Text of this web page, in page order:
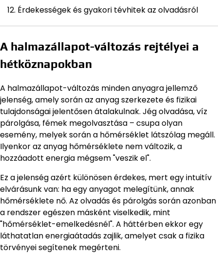
Érdekességek és gyakori tévhitek az olvadásról
A halmazállapot-változás rejtélyei a
hétköznapokban
A halmazállapot-változás minden anyagra jellemző
jelenség, amely során az anyag szerkezete és fizikai
tulajdonságai jelentősen átalakulnak. Jég olvadása, víz
párolgása, fémek megolvasztása – csupa olyan
esemény, melyek során a hőmérséklet látszólag megáll.
Ilyenkor az anyag hőmérséklete nem változik, a
hozzáadott energia mégsem "veszik el".
Ez a jelenség azért különösen érdekes, mert egy intuitív
elvárásunk van: ha egy anyagot melegítünk, annak
hőmérséklete nő. Az olvadás és párolgás során azonban
a rendszer egészen másként viselkedik, mint
"hőmérséklet-emelkedésnél". A háttérben ekkor egy
láthatatlan energiaátadás zajlik, amelyet csak a fizika
törvényei segítenek megérteni.